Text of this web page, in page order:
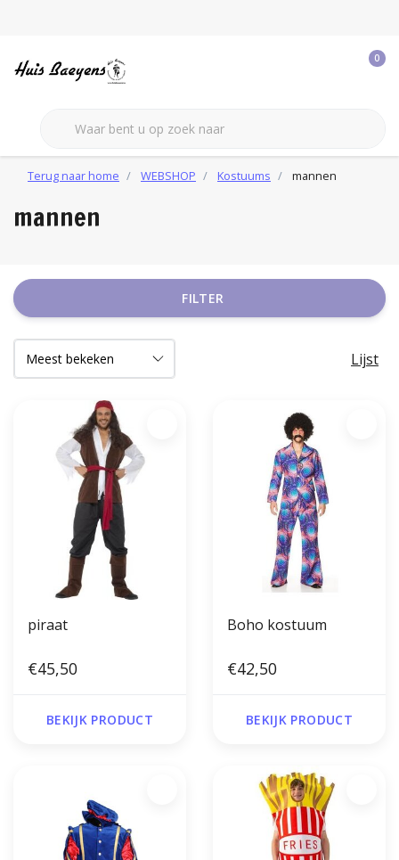
0
Terug naar home WEBSHOP Kostuums mannen
mannen
FILTER
Lijst
piraat
€45,50
BEKIJK PRODUCT
Boho kostuum
€42,50
BEKIJK PRODUCT